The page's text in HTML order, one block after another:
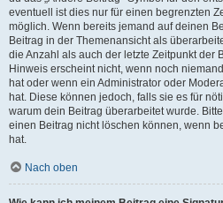
eventuell ist dies nur für einen begrenzten
möglich. Wenn bereits jemand auf deinen
Beitrag in der Themenansicht als
die Anzahl als auch der letzte Zeitpunkt der
Hinweis erscheint nicht, wenn noch
hat oder wenn ein Administrator oder
hat. Diese können jedoch, falls sie es für
warum dein Beitrag überarbeitet wurde.
einen Beitrag nicht löschen können, wenn
hat.
Nach oben